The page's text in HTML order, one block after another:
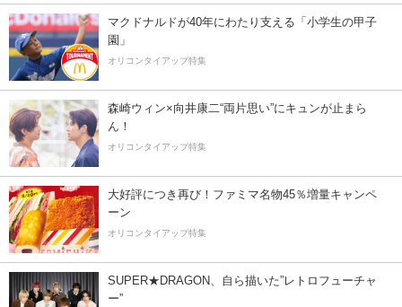
マクドナルドが40年にわたり支える「小学生の甲子
園」
オリコンタイアップ特集
森崎ウィン×向井康二“両片思い”にキュンが止まら
ん！
オリコンタイアップ特集
大好評につき再び！ファミマ名物45％増量キャンペ
ーン
オリコンタイアップ特集
SUPER★DRAGON、自ら描いた”レトロフューチャ
ー”